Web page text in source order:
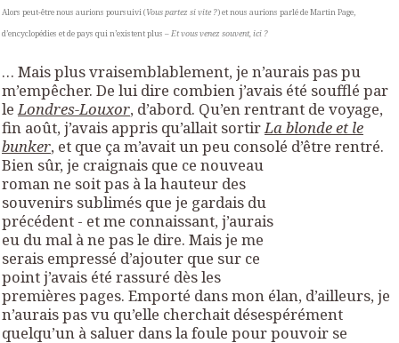
Alors peut-être nous aurions poursuivi (Vous partez si vite ?) et nous aurions parlé de Martin Page,
d’encyclopédies et de pays qui n’existent plus –Et vous venez souvent, ici ?
… Mais plus vraisemblablement, je n’aurais pas pu
m’empêcher. De lui dire combien j’avais été soufflé par
leLondres-Louxor, d’abord. Qu’en rentrant de voyage,
fin août, j’avais appris qu’allait sortirLa blonde et le
bunker, et que ça m’avait un peu consolé d’être rentré.
Bien sûr, je craignais que ce nouveau
roman ne soit pas à la hauteur des
souvenirs sublimés que je gardais du
précédent - et me connaissant, j’aurais
eu du mal à ne pas le dire. Mais je me
serais empressé d’ajouter que sur ce
point j’avais été rassuré dès les
premières pages. Emporté dans mon élan, d’ailleurs, je
n’aurais pas vu qu’elle cherchait désespérément
quelqu’un à saluer dans la foule pour pouvoir se